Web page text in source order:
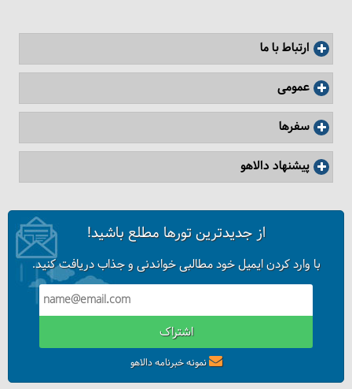
12 کاری که در سفر به کشمیر باید انجام داد
ارتباط با ما
عمومی
سفرها
پیشنهاد دالاهو
از جدیدترین تورها مطلع باشید!
با وارد کردن ایمیل خود مطالبی خواندنی و جذاب دریافت کنید.
اشتراک
نمونه خبرنامه دالاهو